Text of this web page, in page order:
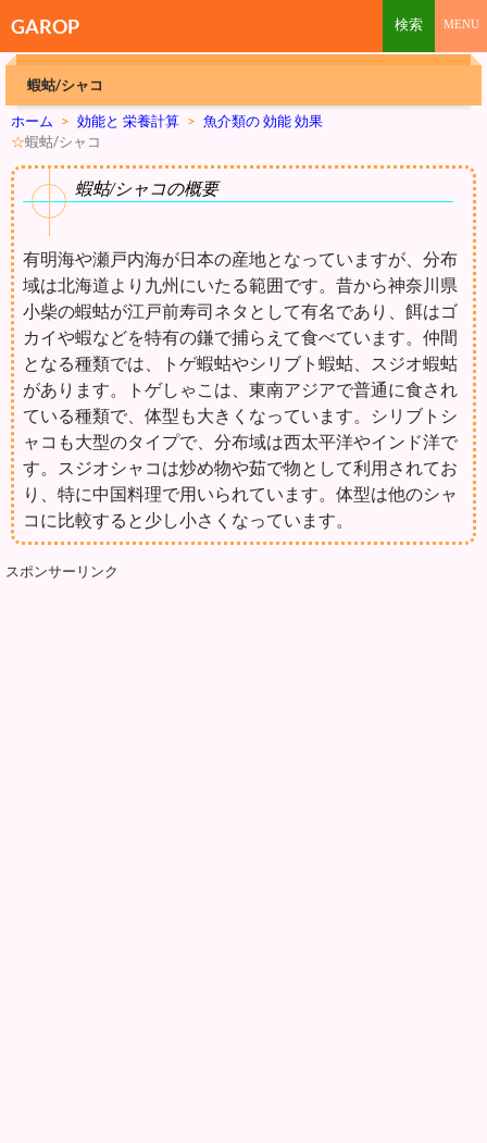
GAROP
蝦蛄/シャコ
ホーム > 効能と 栄養計算 > 魚介類の 効能 効果
☆蝦蛄/シャコ
蝦蛄/シャコの概要
有明海や瀬戸内海が日本の産地となっていますが、分布
域は北海道より九州にいたる範囲です。昔から神奈川県
小柴の蝦蛄が江戸前寿司ネタとして有名であり、餌はゴ
カイや蝦などを特有の鎌で捕らえて食べています。仲間
となる種類では、トゲ蝦蛄やシリブト蝦蛄、スジオ蝦蛄
があります。トゲしゃこは、東南アジアで普通に食され
ている種類で、体型も大きくなっています。シリブトシ
ャコも大型のタイプで、分布域は西太平洋やインド洋で
す。スジオシャコは炒め物や茹で物として利用されてお
り、特に中国料理で用いられています。体型は他のシャ
コに比較すると少し小さくなっています。
スポンサーリンク